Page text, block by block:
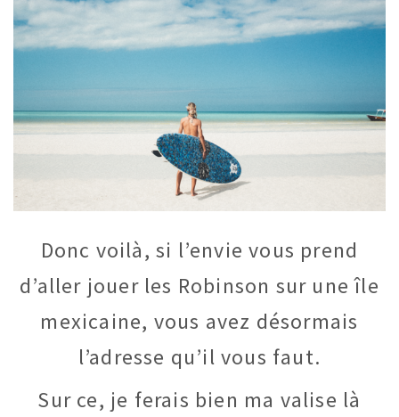
Donc voilà, si l’envie vous prend
d’aller jouer les Robinson sur une île
mexicaine, vous avez désormais
l’adresse qu’il vous faut.
Sur ce, je ferais bien ma valise là